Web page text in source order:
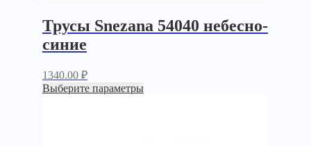
Трусы Snezana 54040 небесно-
синие
1340.00 ₽
Выберите параметры